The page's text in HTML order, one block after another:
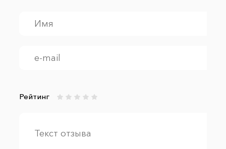
Рейтинг